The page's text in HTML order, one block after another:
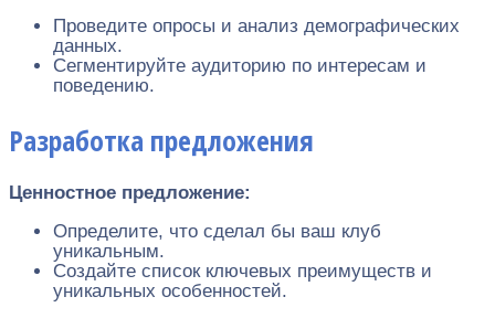
Проведите опросы и анализ демографических
данных.
Сегментируйте аудиторию по интересам и
поведению.
Разработка предложения
Ценностное предложение:
Определите, что сделал бы ваш клуб
уникальным.
Создайте список ключевых преимуществ и
уникальных особенностей.